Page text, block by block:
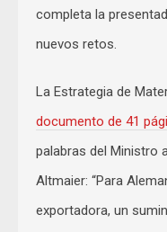
completa la
nuevos retos.
La Estrategia de
documento de 41
palabras del Ministro
Altmaier: “Para
exportadora, un